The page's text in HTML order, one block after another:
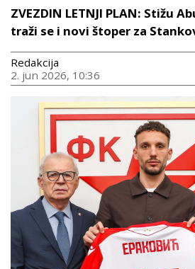
ZVEZDIN LETNJI PLAN: Stižu
traži se i novi štoper za
Redakcija
2. jun 2026, 10:36